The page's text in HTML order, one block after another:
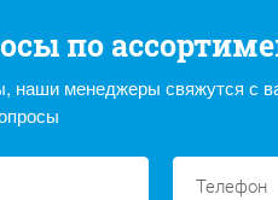
по
наши менеджеры свяжутся с